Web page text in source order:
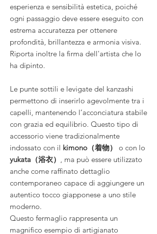
esperienza e sensibilità estetica, poiché
ogni passaggio deve essere eseguito con
estrema accuratezza per ottenere
profondità, brillantezza e armonia visiva.
Riporta inoltre la firma dell'artista che lo
ha dipinto.
Le punte sottili e levigate del kanzashi
permettono di inserirlo agevolmente tra i
capelli, mantenendo l’acconciatura stabile
con grazia ed equilibrio. Questo tipo di
accessorio viene tradizionalmente
indossato con il kimono（着物）
o con lo
yukata（浴衣） , ma può essere utilizzato
anche come raffinato dettaglio
contemporaneo capace di aggiungere un
autentico tocco giapponese a uno stile
moderno.
Questo fermaglio rappresenta un
magnifico esempio di artigianato